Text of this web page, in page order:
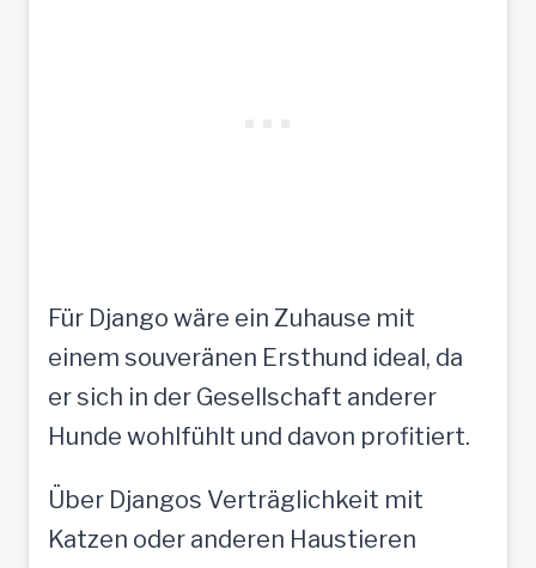
Für Django wäre ein Zuhause mit
einem souveränen Ersthund ideal, da
er sich in der Gesellschaft anderer
Hunde wohlfühlt und davon profitiert.
Über Djangos Verträglichkeit mit
Katzen oder anderen Haustieren